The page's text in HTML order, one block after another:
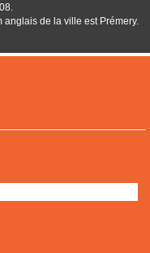
anglais de la ville est Prémery.